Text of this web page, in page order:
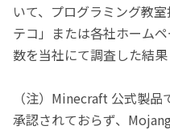
いて、プログラミング教
テコ」または各社ホーム
数を当社にて調査した結
（注）Minecraft 公式製
承認されておらず、